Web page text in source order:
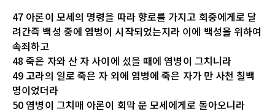
47 아론이 모세의 명령을 따라 향로를 가지고 회중에게로 달
려간즉 백성 중에 염병이 시작되었는지라 이에 백성을 위하여
속죄하고
48 죽은 자와 산 자 사이에 섰을 때에 염병이 그치니라
49 고라의 일로 죽은 자 외에 염병에 죽은 자가 만 사천 칠백
명이었더라
50 염병이 그치매 아론이 회막 문 모세에게로 돌아오니라